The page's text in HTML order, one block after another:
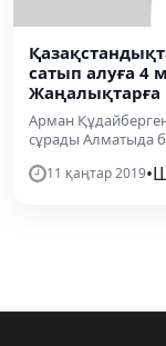
сатып алуға 4
Арман
сұрады Алматыда
11 қаңтар 2019•